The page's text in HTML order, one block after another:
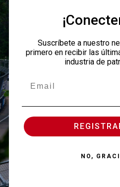
Suscríbete a nuestro
primero en recibir las
industria de
NO,